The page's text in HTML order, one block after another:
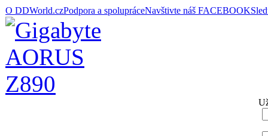
O DDWorld.czPodpora a spolupráceNavštivte náš FACEBOOK